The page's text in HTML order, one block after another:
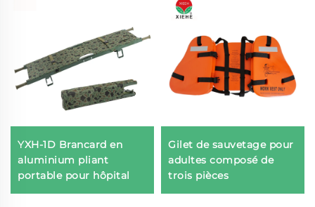
YXH-1D Brancard en
aluminium pliant
portable pour hôpital
Gilet de sauvetage pour
adultes composé de
trois pièces